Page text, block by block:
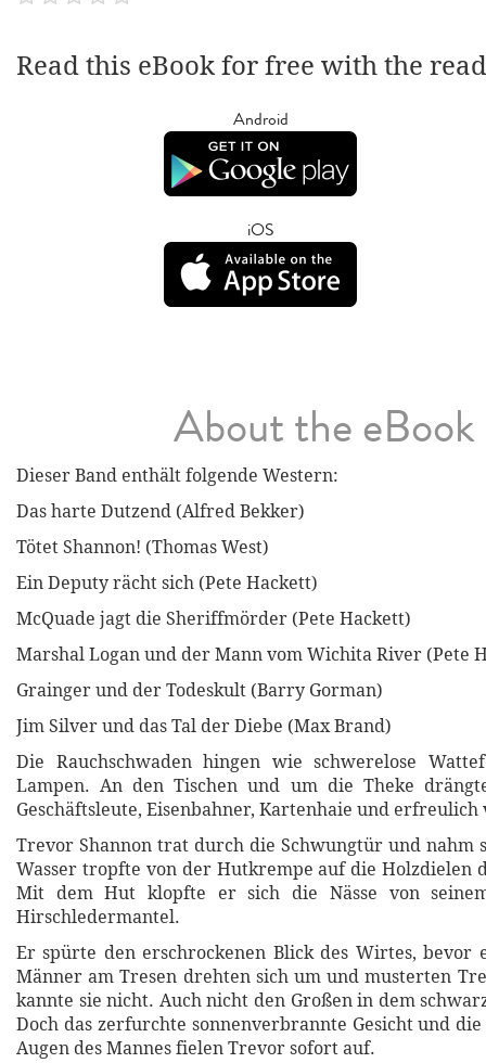
Read this eBook for free with the
Android
iOS
About the eBook
Dieser Band enthält folgende Western:
Das harte Dutzend (Alfred Bekker)
Tötet Shannon! (Thomas West)
Ein Deputy rächt sich (Pete Hackett)
McQuade jagt die Sheriffmörder (Pete Hackett)
Marshal Logan und der Mann vom Wichita River (Pete
Grainger und der Todeskult (Barry Gorman)
Jim Silver und das Tal der Diebe (Max Brand)
Die Rauchschwaden hingen wie schwerelose
Lampen. An den Tischen und um die Theke
Geschäftsleute, Eisenbahner, Kartenhaie und erfreulich
Trevor Shannon trat durch die Schwungtür und nahm
Wasser tropfte von der Hutkrempe auf die Holzdielen
Mit dem Hut klopfte er sich die Nässe von
Hirschledermantel.
Er spürte den erschrockenen Blick des Wirtes, bevor
Männer am Tresen drehten sich um und musterten
kannte sie nicht. Auch nicht den Großen in dem
Doch das zerfurchte sonnenverbrannte Gesicht und
Augen des Mannes fielen Trevor sofort auf.